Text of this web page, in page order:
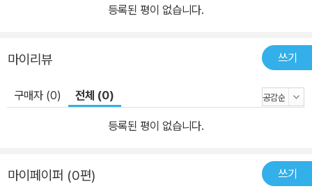
믿음을 회복하고 연대의 힘과 우정의 따뜻함을 맛보게 되지요. 그리
리를 찾아가는 프랭키의 자폐 스펙트럼 장애 극복기를 만나 보세요.
자폐 스펙트럼 장애를 극복한 작가 이페 둘리 만화『이상한 아이 프랭
키』와『남과 달라도 괜찮아』는 작가의 자전적 이야기입니다. 작가 이
페 둘리 역시 실제 자폐 스펙트럼 장애를 가지고 있는 일러스트레이
터이자 그래픽 디자이너이며, 코미디언입니다. 27세가 되어서야 자
신이 남들과 다르다는 사실에 대해 이유를 찾으려 노력했고, 괴로워
했습니다. 하지만 자신에게 자폐가 있다는 사실을 안 뒤부터는 자신
등록된 평이 없습니다.
마이리뷰 쓰기
구매자 (0) 전체 (0)
등록된 평이 없습니다.
마이페이퍼 (0편) 쓰기